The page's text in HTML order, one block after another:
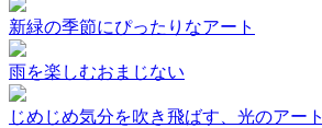
新緑の季節にぴったりなアート
雨を楽しむおまじない
じめじめ気分を吹き飛ばす、光のアート